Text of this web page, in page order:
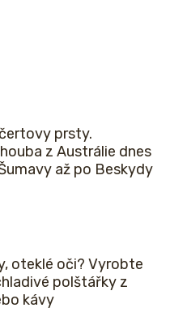
prsty.
z Austrálie dnes
až po Beskydy
oteklé oči? Vyrobte
polštářky z
kávy